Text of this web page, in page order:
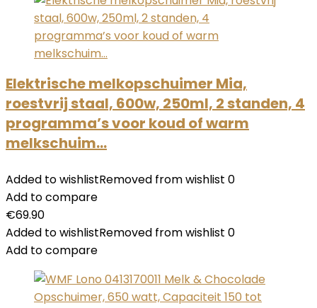
Elektrische melkopschuimer Mia,
roestvrij staal, 600w, 250ml, 2 standen, 4
programma’s voor koud of warm
melkschuim…
Added to wishlistRemoved from wishlist 0
Add to compare
€69.90
Added to wishlistRemoved from wishlist 0
Add to compare